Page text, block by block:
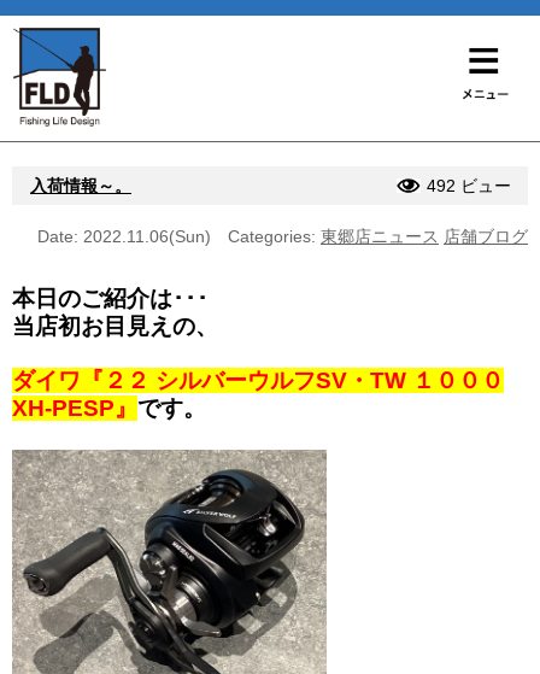
入荷情報～。 492 ビュー
Date: 2022.11.06(Sun) Categories: 東郷店ニュース 店舗ブログ
本日のご紹介は･･･
当店初お目見えの、
ダイワ『２２ シルバーウルフSV・TW １０００
XH-PESP』 です。